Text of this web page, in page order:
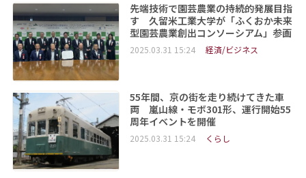
先端技術で園芸農業の持続的発展目指
す 久留米工業大学が「ふくおか未来
型園芸農業創出コンソーシアム」参画
2025.03.31 15:24 経済/ビジネス
55年間、京の街を走り続けてきた車
両 嵐山線・モボ301形、運行開始55
周年イベントを開催
2025.03.31 15:24 くらし